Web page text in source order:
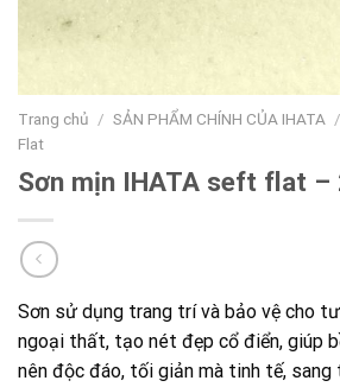
Trang chủ / SẢN PHẨM CHÍNH CỦA IHATA /
Flat
Sơn mịn IHATA seft flat –
Sơn sử dụng trang trí và bảo vệ cho
ngoại thất, tạo nét đẹp cổ điển, giúp
nên độc đáo, tối giản mà tinh tế, sang